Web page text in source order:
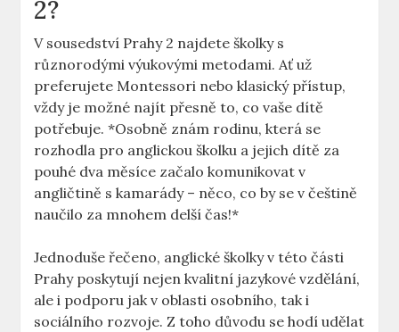
2?
V sousedství Prahy 2 najdete školky s
různorodými výukovými metodami. Ať už
preferujete Montessori nebo klasický přístup,
vždy je možné najít přesně to, co vaše dítě
potřebuje. *Osobně znám rodinu, která se
rozhodla pro anglickou školku a jejich dítě za
pouhé dva měsíce začalo komunikovat v
angličtině s kamarády – něco, co by se v češtině
naučilo za mnohem delší čas!*
Jednoduše řečeno, anglické školky v této části
Prahy poskytují nejen kvalitní jazykové vzdělání,
ale i podporu jak v oblasti osobního, tak i
sociálního rozvoje. Z toho důvodu se hodí udělat